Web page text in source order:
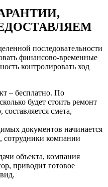
последовательности
финансово-временные
контролировать ход
– бесплатно. По
будет стоить ремонт
смета,
документов начинается
сотрудники компании
объекта, компания
приводит готовое